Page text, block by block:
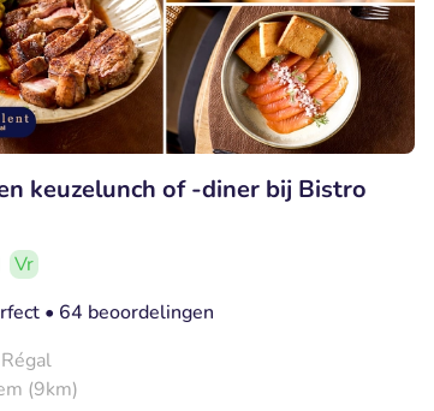
keuzelunch of -diner bij Bistro
Vr
• 64 beoordelingen
(9km)